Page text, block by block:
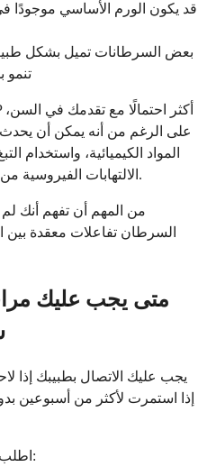
قد يكون الورم الأساسي موجودًا
بعض السرطانات تميل بشكل
تنمو
على الرغم من أنه يمكن أن
المواد الكيميائية، واستخدام
الالتهابات الفيروسية من خطر الإصابة بالسرطان بشكل عام.
من المهم أن تفهم أنك
السرطان تفاعلات معقدة بين
متى يجب عليك
يجب عليك الاتصال بطبيبك إذا
إذا استمرت لأكثر من
اطلب العناية الطبية على الفور إذا واجهت: